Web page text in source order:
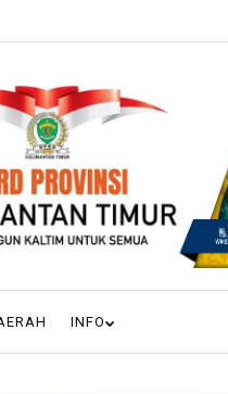
INFO